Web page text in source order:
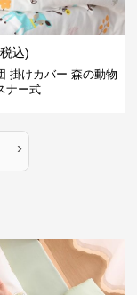
込)
掛けカバー 森の動物
ナー式
›